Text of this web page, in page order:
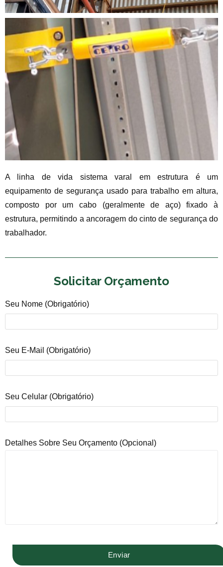
A linha de vida sistema varal em estrutura é um
equipamento de segurança usado para trabalho em altura,
composto por um cabo (geralmente de aço) fixado à
estrutura, permitindo a ancoragem do cinto de segurança do
trabalhador.
Solicitar Orçamento
Seu Nome (obrigatório)
Seu E-Mail (obrigatório)
Seu Celular (obrigatório)
Detalhes Sobre Seu Orçamento (opcional)